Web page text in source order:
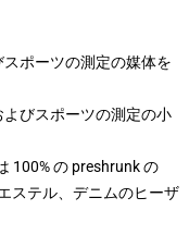
ポーツの測定の媒体を
びスポーツの測定の小
100% の preshrunk の
ステル、デニムのヒーザ